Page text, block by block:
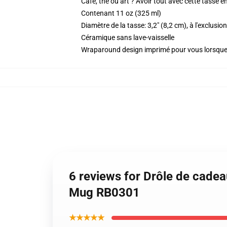
Contenant 11 oz (325 ml)
Diamètre de la tasse: 3,2" (8,2 cm), à
Céramique sans lave-vaisselle
Wraparound design imprimé pour vous
6 reviews for Drôle de
Mug RB0301
★★★★★